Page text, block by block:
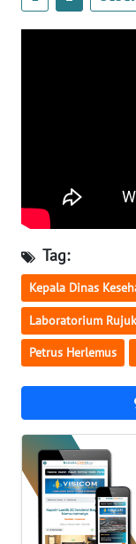
Tag:
Kepala Dinas
Laboratorium
Petrus Herlemus
WN
JATENG
WN
NUSANTARA
WN
JOGJA
WN
BALI
WN